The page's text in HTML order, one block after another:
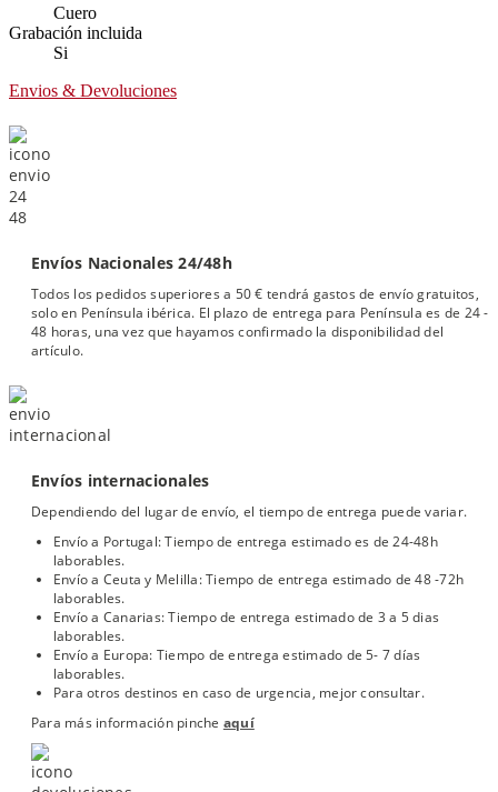
Cuero
Grabación incluida
Si
Envios & Devoluciones
Envíos Nacionales 24/48h
Todos los pedidos superiores a 50 € tendrá gastos de envío gratuitos,
solo en Península ibérica. El plazo de entrega para Península es de 24 -
48 horas, una vez que hayamos confirmado la disponibilidad del
artículo.
Envíos internacionales
Dependiendo del lugar de envío, el tiempo de entrega puede variar.
Envío a Portugal: Tiempo de entrega estimado es de 24-48h
laborables.
Envío a Ceuta y Melilla: Tiempo de entrega estimado de 48 -72h
laborables.
Envío a Canarias: Tiempo de entrega estimado de 3 a 5 dias
laborables.
Envío a Europa: Tiempo de entrega estimado de 5- 7 días
laborables.
Para otros destinos en caso de urgencia, mejor consultar.
Para más información pinche aquí